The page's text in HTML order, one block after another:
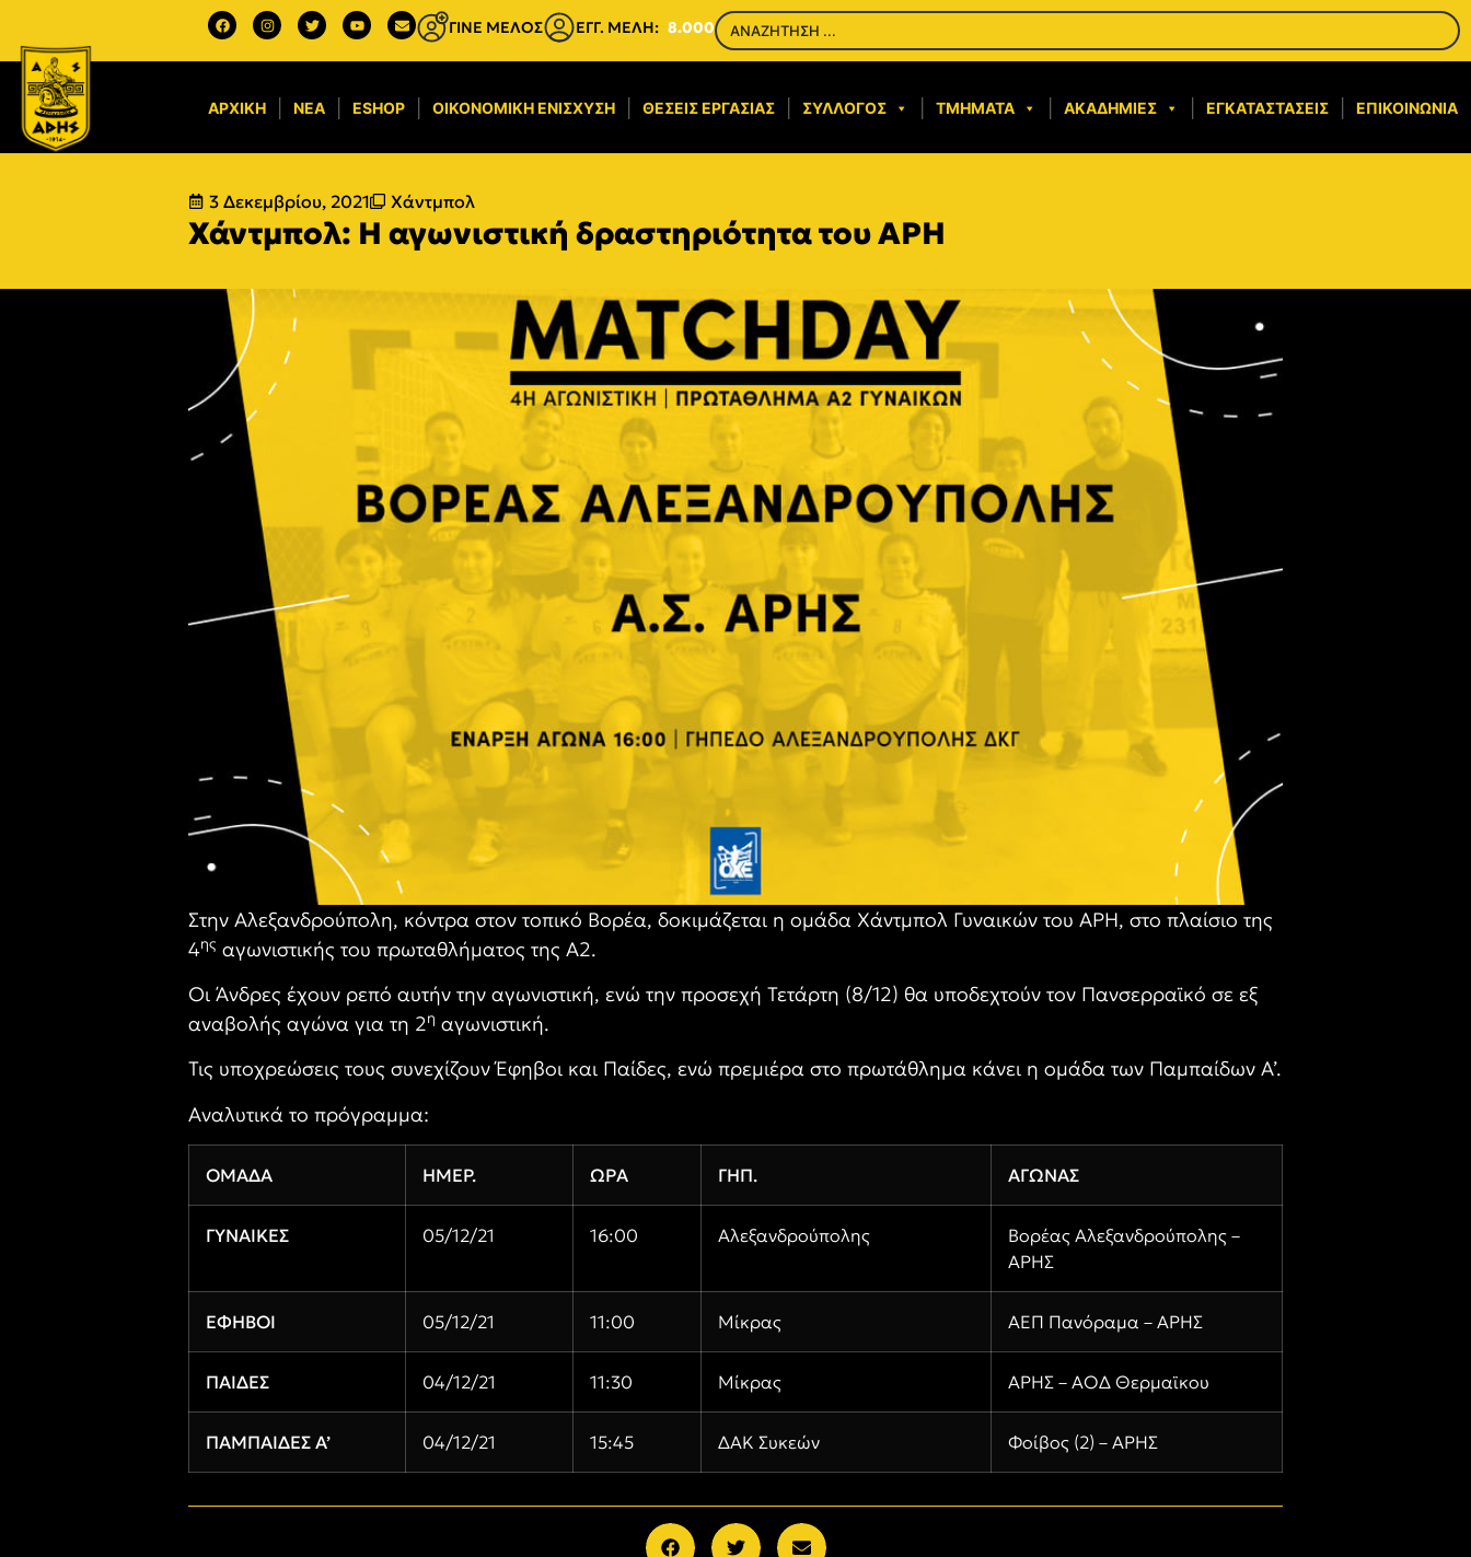
ΓΙΝΕ ΜΕΛΟΣ ΕΓΓ. ΜΕΛΗ: 8.000
ΑΡΧΙΚΉ ΝΈΑ ESHOP ΟΙΚΟΝΟΜΙΚΉ ΕΝΊΣΧΥΣΗ​ ΘΈΣΕΙΣ ΕΡΓΑΣΊΑΣ ΣΎΛΛΟΓΟΣ ΤΜΉΜΑΤΑ ΑΚΑΔΗΜΊΕΣ ΕΓΚΑΤΑΣΤΆΣΕΙΣ ΕΠΙΚΟΙΝΩΝΊΑ
3 Δεκεμβρίου, 2021 Χάντμπολ
Χάντμπολ: Η αγωνιστική δραστηριότητα του ΑΡΗ
Στην Αλεξανδρούπολη, κόντρα στον τοπικό Βορέα, δοκιμάζεται η ομάδα Χάντμπολ Γυναικών του ΑΡΗ, στο πλαίσιο της
4ης αγωνιστικής του πρωταθλήματος της Α2.
Οι Άνδρες έχουν ρεπό αυτήν την αγωνιστική, ενώ την προσεχή Τετάρτη (8/12) θα υποδεχτούν τον Πανσερραϊκό σε εξ
αναβολής αγώνα για τη 2η αγωνιστική.
Τις υποχρεώσεις τους συνεχίζουν Έφηβοι και Παίδες, ενώ πρεμιέρα στο πρωτάθλημα κάνει η ομάδα των Παμπαίδων Α’.
Αναλυτικά το πρόγραμμα:
ΟΜΑΔΑ ΗΜΕΡ. ΩΡΑ ΓΗΠ. ΑΓΩΝΑΣ
ΓΥΝΑΙΚΕΣ 05/12/21 16:00 Αλεξανδρούπολης
Βορέας Αλεξανδρούπολης –
ΑΡΗΣ
ΕΦΗΒΟΙ 05/12/21 11:00 Μίκρας ΑΕΠ Πανόραμα – ΑΡΗΣ
ΠΑΙΔΕΣ 04/12/21 11:30 Μίκρας ΑΡΗΣ – ΑΟΔ Θερμαϊκου
ΠΑΜΠΑΙΔΕΣ Α’ 04/12/21 15:45 ΔΑΚ Συκεών Φοίβος (2) – ΑΡΗΣ